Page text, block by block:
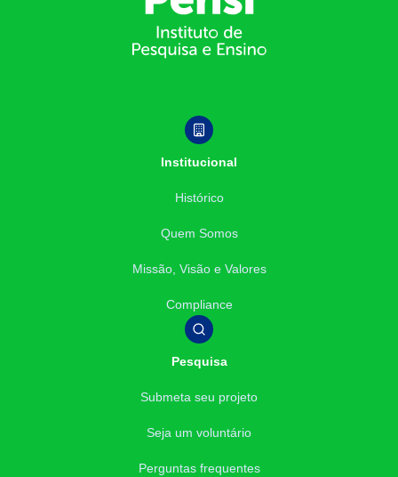
Institucional
Histórico
Quem Somos
Missão, Visão e Valores
Compliance
Pesquisa
Submeta seu projeto
Seja um voluntário
Perguntas frequentes